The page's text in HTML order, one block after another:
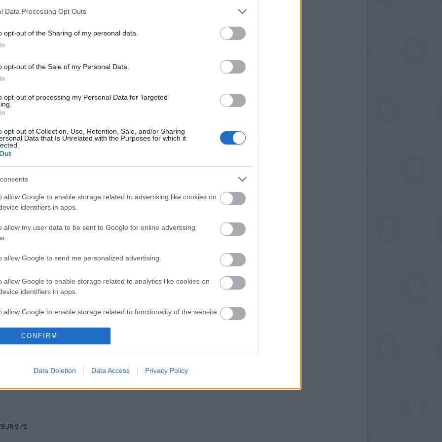
Data Processing Opt Outs
opt-out of the Sharing of my personal data.
opt-out of the Sale of my Personal Data.
opt-out of processing my Personal Data for Targeted
opt-out of Collection, Use, Retention, Sale, and/or Sharing
Data that Is Unrelated with the Purposes for which it
allow Google to enable storage related to advertising like cookies on
identifiers in apps.
allow my user data to be sent to Google for online advertising
allow Google to send me personalized advertising.
allow Google to enable storage related to analytics like cookies on
identifiers in apps.
allow Google to enable storage related to functionality of the website
allow Google to enable storage related to personalization.
allow Google to enable storage related to security, including
functionality and fraud prevention, and other user protection.
CONFIRM
Data Deletion Data Access Privacy Policy
napilapokban és a Hócipőben is. Nagy Bandó
Harmadik Színházban. A beszélgetések
Ön is megnézheti október 29-én 19 órától a
Szertartással ízesített konszolidált botrány
Művelődési Ház (1191, Budapest, Teleki utca
Facebook eseménynél
Kispesti Munkásotthon Művelődési Ház
VECSEI H.
MIKLÓS A
SZÍNHÁZRÓL
BÉRLETTEL A
ZENEAKADÉMIÁRA
GYÓGYÍTÓ